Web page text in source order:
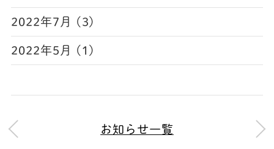
2022年7月 (3)
2022年5月 (1)
お知らせ一覧